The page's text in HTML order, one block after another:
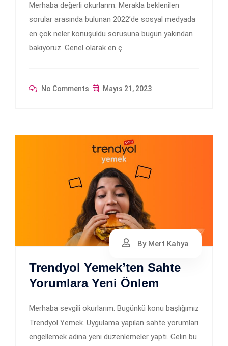
Merhaba değerli okurlarım. Merakla beklenilen
sorular arasında bulunan 2022’de sosyal medyada
en çok neler konuşuldu sorusuna bugün yakından
bakıyoruz. Genel olarak en ç
No Comments Mayıs 21, 2023
By Mert Kahya
Trendyol Yemek’ten Sahte
Yorumlara Yeni Önlem
Merhaba sevgili okurlarım. Bugünkü konu başlığımız
Trendyol Yemek. Uygulama yapılan sahte yorumları
engellemek adına yeni düzenlemeler yaptı. Gelin bu